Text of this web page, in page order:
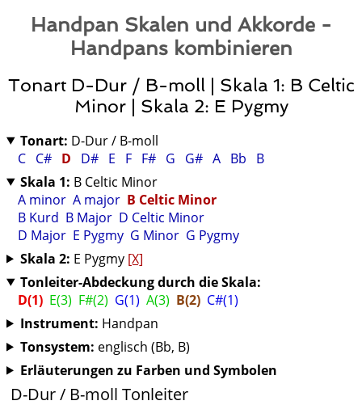
Handpan Skalen und Akkorde -
Handpans kombinieren
Tonart D-Dur / B-moll | Skala 1: B Celtic
Minor | Skala 2: E Pygmy
Tonart: D-Dur / B-moll
C C# D D# E F F# G G# A Bb
B
Skala 1: B Celtic Minor
A minor A major B Celtic Minor
B Kurd B Major D Celtic Minor
D Major E Pygmy G Minor G Pygmy
Skala 2: E Pygmy [X]
Tonleiter-Abdeckung durch die Skala:
D(1) E(3) F#(2) G(1) A(3) B(2) C#(1)
Instrument: Handpan
Tonsystem: englisch (Bb, B)
Erläuterungen zu Farben und Symbolen
D-Dur / B-moll Tonleiter